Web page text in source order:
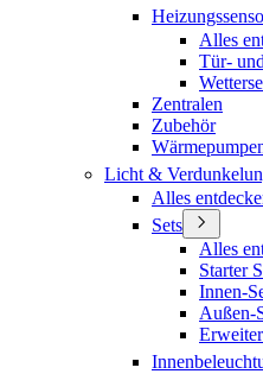
Alles
Tür-
Zentralen
Zubehör
Licht &
Alles
Sets
Alles
Starter
Innen-
Außen-